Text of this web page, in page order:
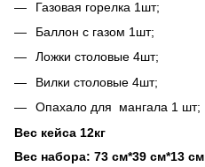
Газовая горелка 1шт;
Баллон с газом 1шт;
Ложки столовые 4шт;
Вилки столовые 4шт;
Опахало для мангала 1 шт;
Вес кейса 12кг
Вес набора: 73 см*39 см*13 см